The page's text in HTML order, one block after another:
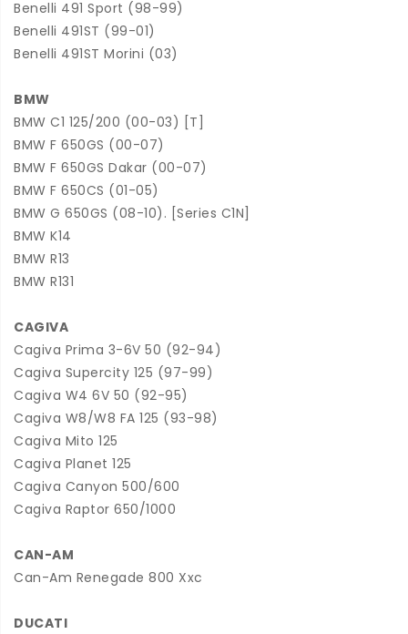
Benelli 491 Sport (98-99)
Benelli 491ST (99-01)
Benelli 491ST Morini (03)
BMW
BMW C1 125/200 (00-03) [T]
BMW F 650GS (00-07)
BMW F 650GS Dakar (00-07)
BMW F 650CS (01-05)
BMW G 650GS (08-10). [Series C1N]
BMW K14
BMW R13
BMW R131
CAGIVA
Cagiva Prima 3-6V 50 (92-94)
Cagiva Supercity 125 (97-99)
Cagiva W4 6V 50 (92-95)
Cagiva W8/W8 FA 125 (93-98)
Cagiva Mito 125
Cagiva Planet 125
Cagiva Canyon 500/600
Cagiva Raptor 650/1000
CAN-AM
Can-Am Renegade 800 Xxc
DUCATI